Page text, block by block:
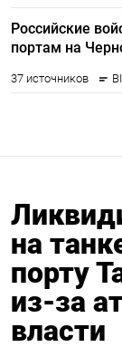
на
порту
из-за
власти